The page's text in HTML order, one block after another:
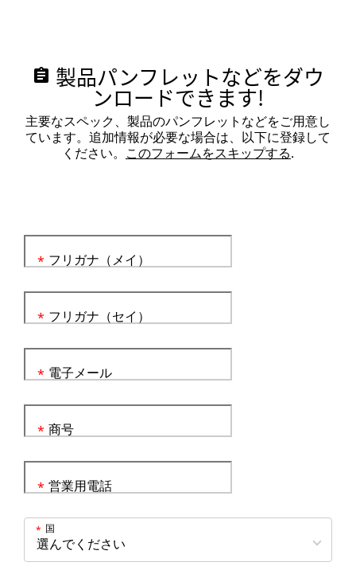
assignment 製品パンフレットなどをダウ
ンロードできます!
主要なスペック、製品のパンフレットなどをご用意し
ています。追加情報が必要な場合は、以下に登録して
ください。 このフォームをスキップする.
フリガナ（メイ）
*
フリガナ（セイ）
*
電子メール
*
商号
*
営業用電話
*
国
*